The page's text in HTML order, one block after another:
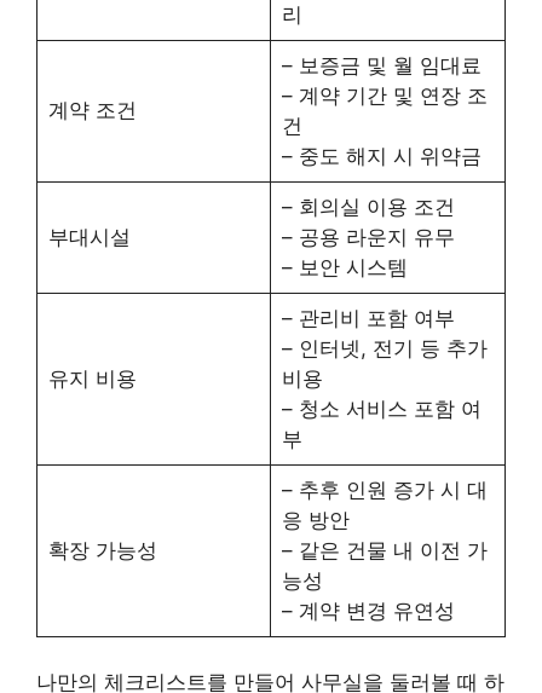
리
계약 조건
– 보증금 및 월 임대료
– 계약 기간 및 연장 조
건
– 중도 해지 시 위약금
부대시설
– 회의실 이용 조건
– 공용 라운지 유무
– 보안 시스템
유지 비용
– 관리비 포함 여부
– 인터넷, 전기 등 추가
비용
– 청소 서비스 포함 여
부
확장 가능성
– 추후 인원 증가 시 대
응 방안
– 같은 건물 내 이전 가
능성
– 계약 변경 유연성
나만의 체크리스트를 만들어 사무실을 둘러볼 때 하